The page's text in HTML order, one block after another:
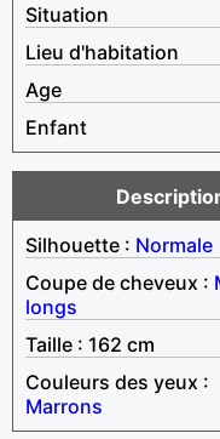
Situation
Lieu d'habitation
Age
Enfant
Silhouette : Normale
Coupe de cheveux :
longs
Taille : 162 cm
Couleurs des yeux :
Marrons